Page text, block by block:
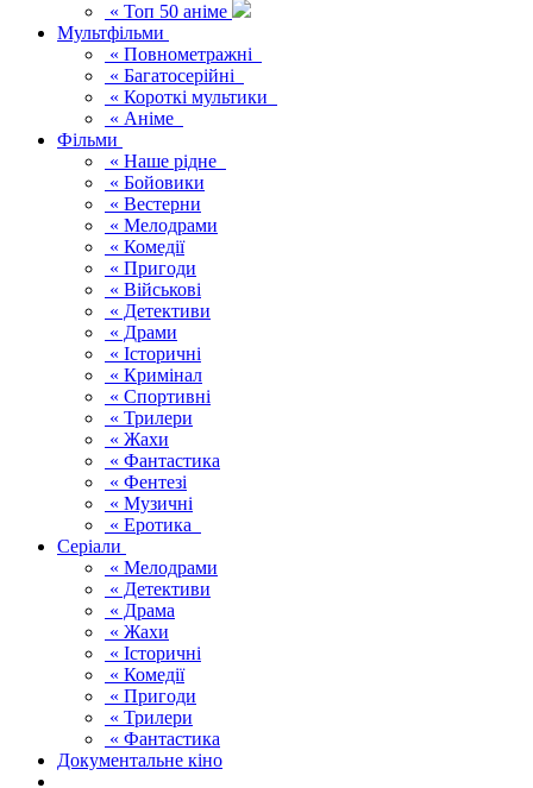
« Топ 50 аніме
Мультфільми
« Повнометражні
« Багатосерійні
« Короткі мультики
« Аніме
Фільми
« Наше рідне
« Бойовики
« Вестерни
« Мелодрами
« Комедії
« Пригоди
« Військові
« Детективи
« Драми
« Історичні
« Кримінал
« Спортивні
« Трилери
« Жахи
« Фантастика
« Фентезі
« Музичні
« Еротика
Серіали
« Мелодрами
« Детективи
« Драма
« Жахи
« Історичні
« Комедії
« Пригоди
« Трилери
« Фантастика
Документальне кіно